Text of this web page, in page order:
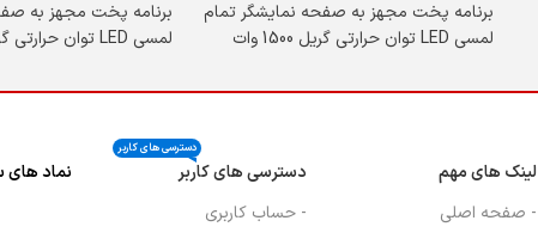
برنامه پخت مجهز به صفحه نمایشگر تمام
لمسی LED توان حرارتی گریل 1500 وات
برنامه پخت مجهز به
لمسی LED توان حرارتی گریل 1500 وات
لینک های مهم
- صفحه اصلی
دسترسی های کاربر
دسترسی های کاربر
- حساب کاربری
نماد های